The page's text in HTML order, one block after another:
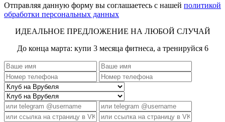
Отправляя данную форму вы соглашаетесь с нашей политикой
обработки персональных данных
ИДЕАЛЬНОЕ ПРЕДЛОЖЕНИЕ НА ЛЮБОЙ СЛУЧАЙ
До конца марта: купи 3 месяца фитнеса, а тренируйся 6